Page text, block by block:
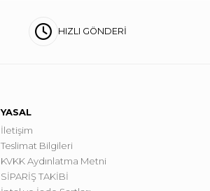
HIZLI GÖNDERİ
YASAL
İletişim
Teslimat Bilgileri
KVKK Aydınlatma Metni
SİPARİŞ TAKİBİ